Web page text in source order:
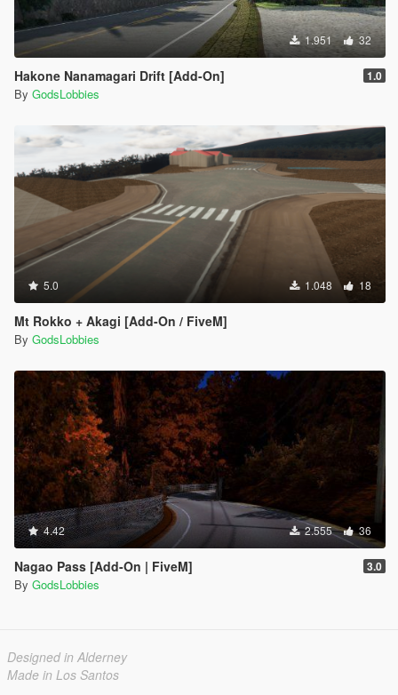
1.951 32
Hakone Nanamagari Drift [Add-On] 1.0
By GodsLobbies
5.0 1.048 18
Mt Rokko + Akagi [Add-On / FiveM]
By GodsLobbies
4.42 2.555 36
Nagao Pass [Add-On | FiveM] 3.0
By GodsLobbies
Designed in Alderney
Made in Los Santos